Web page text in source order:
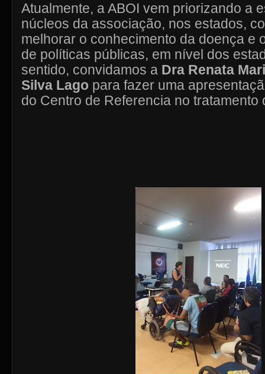
Atualmente, a ABOI vem priorizando a
núcleos da associação, nos estados,
melhorar o conhecimento da doença e
de políticas públicas, em nível dos
sentido, convidamos a Dra Renata
Silva Lago para fazer uma
do Centro de Referencia no